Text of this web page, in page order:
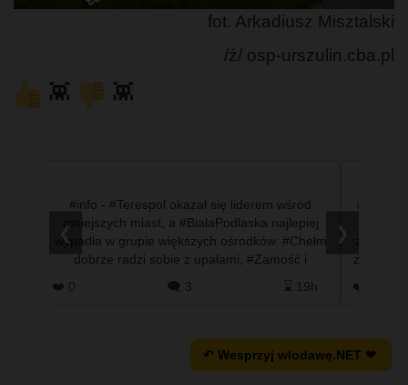
fot. Arkadiusz Misztalski
/ź/ osp-urszulin.cba.pl
👾 👾
#info - #Terespol okazał się liderem wśród
mniejszych miast, a #BiałaPodlaska najlepiej
wypadła w grupie większych ośrodków. #Chełm
dobrze radzi sobie z upałami, #Zamość i
❤️ 0 🗨️ 3 ⌛ 19h
#info -
ze
❤️ 11
❮ ❯
↶ Wesprzyj wlodawę.NET ❤